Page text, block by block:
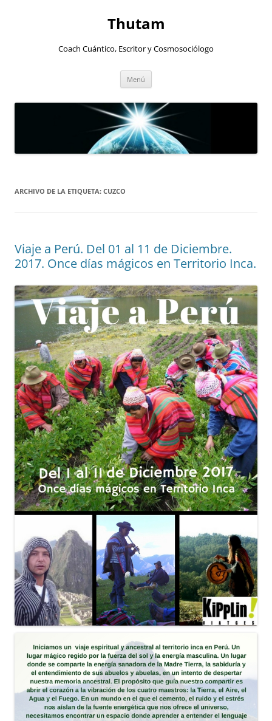
Thutam
Coach Cuántico, Escritor y Cosmosociólogo
Menú
ARCHIVO DE LA ETIQUETA: CUZCO
Viaje a Perú. Del 01 al 11 de Diciembre.
2017. Once días mágicos en Territorio Inca.